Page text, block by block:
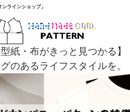
ラインショップ」
型紙・布がきっと見つかる】
のあるライフスタイルを。